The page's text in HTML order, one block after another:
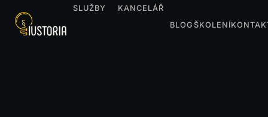
SLUŽBY
KANCELÁŘ
BLOG ŠKOLENÍ